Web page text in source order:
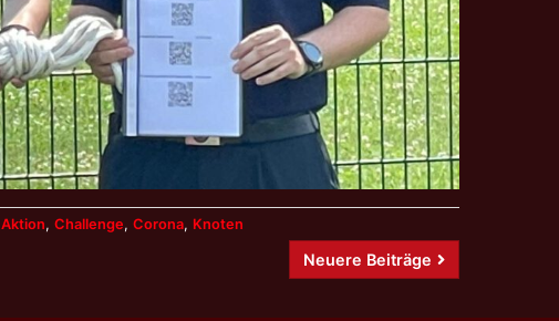
Aktion, Challenge, Corona, Knoten
Neuere Beiträge